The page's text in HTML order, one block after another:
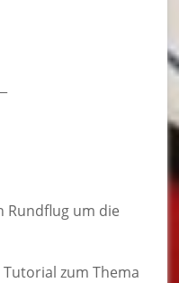
Rundflug um die
zum Thema